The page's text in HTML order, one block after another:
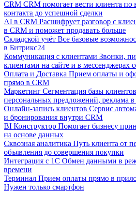
CRM CRM помогает вести клиента по
контакта до успешной сделки
AI в CRM Расшифрует разговор с
в CRM и поможет продавать больше
Складской учёт Все базовые
в Битрикс24
Коммуникация с клиентами Звонки,
клиентами на сайте и в мессенджерах
Оплата и Доставка Прием оплаты и
прямо в CRM
Маркетинг Сегментация базы
персональных предложений, реклама в
Онлайн-запись клиентов Сервис
и бронирования внутри CRM
BI Конструктор Помогает бизнесу
на основе данных
Сквозная аналитика Путь клиента от
объявления до совершения покупки
Интеграция с 1С Обмен данными в
времени
Терминал Прием оплаты прямо в
Нужен только смартфон